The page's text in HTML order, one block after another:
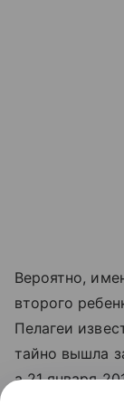
Вероятно,
второго
Пелагеи
тайно вышла
а 21 января